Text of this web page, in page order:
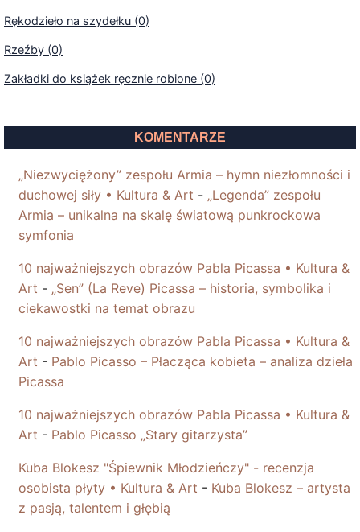
Rękodzieło na szydełku (0)
Rzeźby (0)
Zakładki do książek ręcznie robione (0)
KOMENTARZE
„Niezwyciężony” zespołu Armia – hymn niezłomności i
duchowej siły • Kultura & Art - „Legenda” zespołu
Armia – unikalna na skalę światową punkrockowa
symfonia
10 najważniejszych obrazów Pabla Picassa • Kultura &
Art - „Sen” (La Reve) Picassa – historia, symbolika i
ciekawostki na temat obrazu
10 najważniejszych obrazów Pabla Picassa • Kultura &
Art - Pablo Picasso – Płacząca kobieta – analiza dzieła
Picassa
10 najważniejszych obrazów Pabla Picassa • Kultura &
Art - Pablo Picasso „Stary gitarzysta”
Kuba Blokesz "Śpiewnik Młodzieńczy" - recenzja
osobista płyty • Kultura & Art - Kuba Blokesz – artysta
z pasją, talentem i głębią